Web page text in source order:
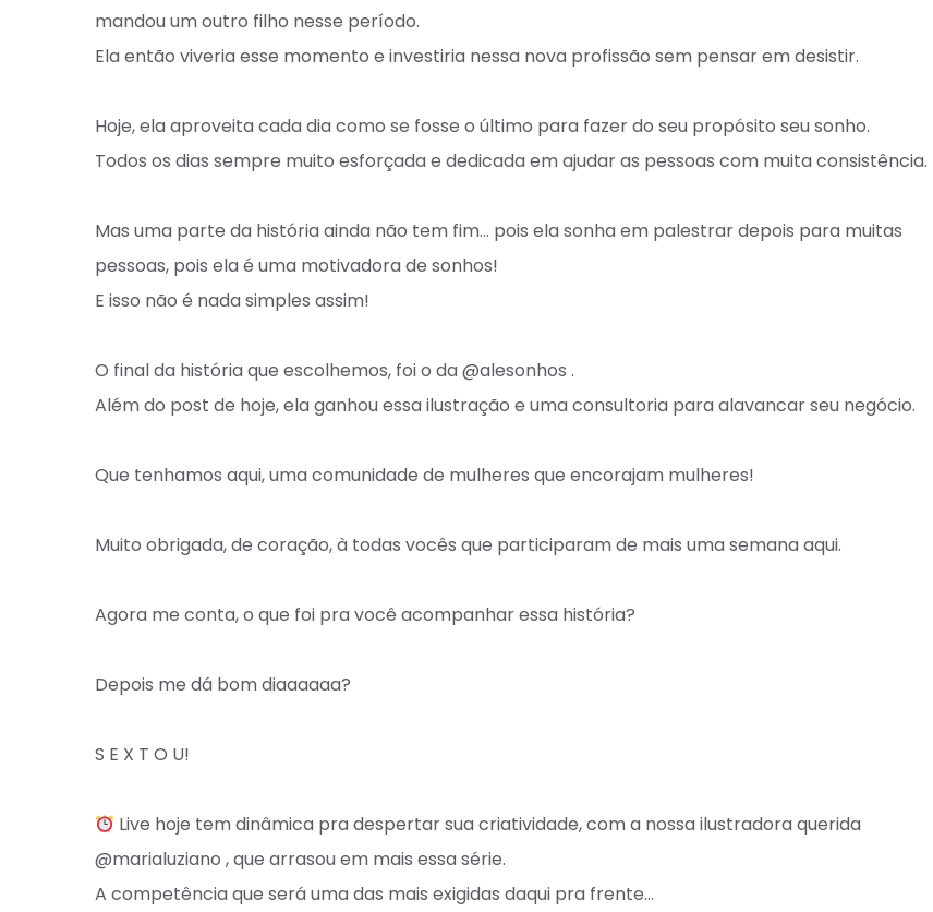
mandou um outro filho nesse período. ⁣
Ela então viveria esse momento e investiria nessa nova profissão sem pensar em desistir. ⁣
Hoje, ela aproveita cada dia como se fosse o último para fazer do seu propósito seu sonho. ⁣
Todos os dias sempre muito esforçada e dedicada em ajudar as pessoas com muita consistência.⁣
Mas uma parte da história ainda não tem fim… pois ela sonha em palestrar depois para muitas
pessoas, pois ela é uma motivadora de sonhos!⁣
E isso não é nada simples assim!⁣
O final da história que escolhemos, foi o da @alesonhos .
Além do post de hoje, ela ganhou essa ilustração e uma consultoria para alavancar seu negócio. ⁣
Que tenhamos aqui, uma comunidade de mulheres que encorajam mulheres! ⁣
Muito obrigada, de coração, à todas vocês que participaram de mais uma semana aqui. ⁣
Agora me conta, o que foi pra você acompanhar essa história?⁣
Depois me dá bom diaaaaaa? ⁣
S E X T O U! ⁣
Live hoje tem dinâmica pra despertar sua criatividade, com a nossa ilustradora querida
@marialuziano , que arrasou em mais essa série.
A competência que será uma das mais exigidas daqui pra frente…⁣